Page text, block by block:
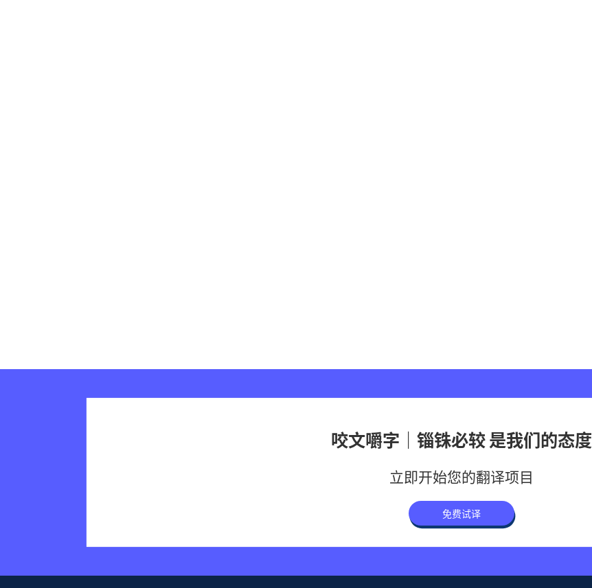
咬文嚼字｜锱铢必较 是我们的态度
立即开始您的翻译项目
免费试译